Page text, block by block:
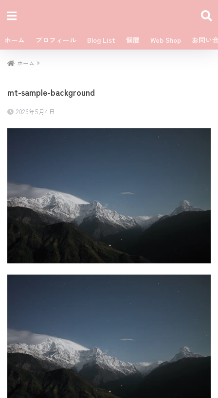
ホーム プロフィール Blog List 個展 Web Shop お問い
ホーム
mt-sample-background
2026年5月4日